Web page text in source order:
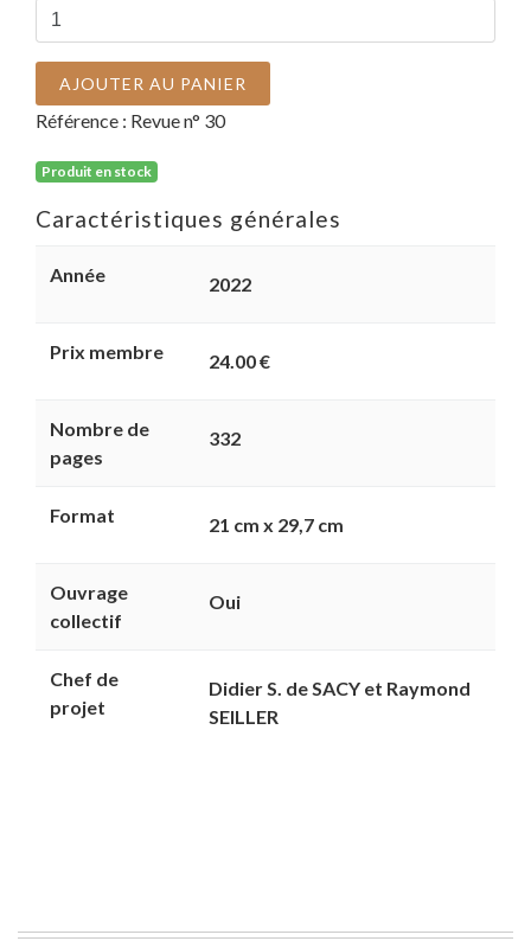
AJOUTER AU PANIER
Référence : Revue n° 30
Produit en stock
Caractéristiques générales
Année 2022
Prix membre 24.00 €
Nombre de
pages
332
Format 21 cm x 29,7 cm
Ouvrage
collectif
Oui
Chef de
projet
Didier S. de SACY et Raymond
SEILLER